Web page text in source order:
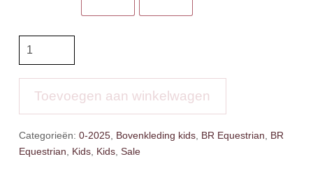
EllisToevoegen aan winkelwagen
Categorieën: 0-2025, Bovenkleding kids, BR Equestrian
BR
Equestrian
Kids, Kids, Sale